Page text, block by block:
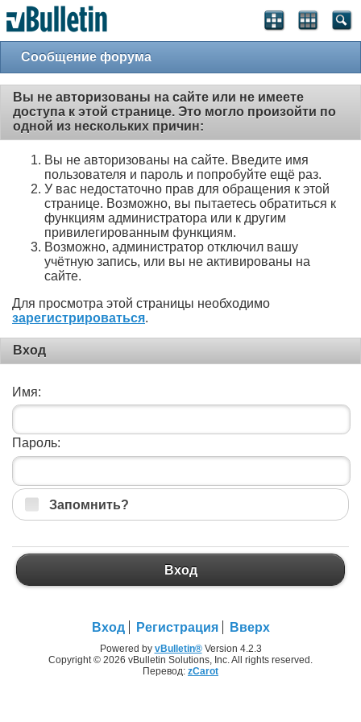
Сообщение форума
Вы не авторизованы на сайте или не имеете
доступа к этой странице. Это могло произойти по
одной из нескольких причин:
Вы не авторизованы на сайте. Введите имя
пользователя и пароль и попробуйте ещё раз.
У вас недостаточно прав для обращения к этой
странице. Возможно, вы пытаетесь обратиться к
функциям администратора или к другим
привилегированным функциям.
Возможно, администратор отключил вашу
учётную запись, или вы не активированы на
сайте.
Для просмотра этой страницы необходимо
зарегистрироваться.
Вход
Имя:
Пароль:
Запомнить?
Вход
Вход Регистрация Вверх
Powered by vBulletin®Version 4.2.3
Copyright © 2026 vBulletin Solutions, Inc. All rights reserved.
Перевод: zCarot